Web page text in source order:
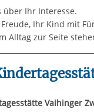
Ihr Interesse.
Ihr Kind mit
Alltag zur Seite
Vaihinger